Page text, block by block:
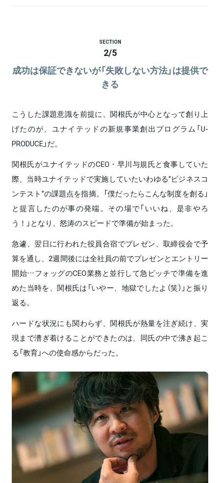
SECTION
2/5
成功は保証できないが「失敗しない方法」は提供で
きる
こうした課題意識を前提に、関根氏が中心となって創り上
げたのが、ユナイテッドの新規事業創出プログラム「U-
PRODUCE」だ。
関根氏がユナイテッドのCEO・早川与規氏と食事していた
際、当時ユナイテッドで実施していたいわゆる“ビジネスコ
ンテスト”の課題点を指摘。「僕だったらこんな制度を創る」
と提言したのが事の発端。その場で「いいね、是非やろ
う！」となり、怒涛のスピードで準備が始まった。
急遽、翌日に行われた役員合宿でプレゼン、取締役会で予
算を通し、2週間後には全社員の前でプレゼンとエントリー
開始…フォッグのCEO業務と並行して急ピッチで準備を進
めた当時を、関根氏は「いやー、地獄でしたよ（笑）」と振り
返る。
ハードな状況にも関わらず、関根氏が熱量を注ぎ続け、実
現まで漕ぎ着けることができたのは、同氏の中で沸き起こ
る「教育」への使命感からだった。